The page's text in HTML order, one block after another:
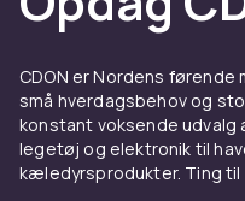
større eventyr,
Gaver og
leveår
Leder du efter en
til en babyshower?
CDON er Nordens
små hverdagsbehov og
konstant voksende udvalg
legetøj og elektronik til
kæledyrsprodukter. Ting til